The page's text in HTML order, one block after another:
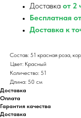
Доставка от 2
Бесплатная
Доставка к
Состав: 51 красная роза,
Цвет: Красный
Количество: 51
Длина: 50 см
Доставка
Оплата
Гарантия качества
Доставка